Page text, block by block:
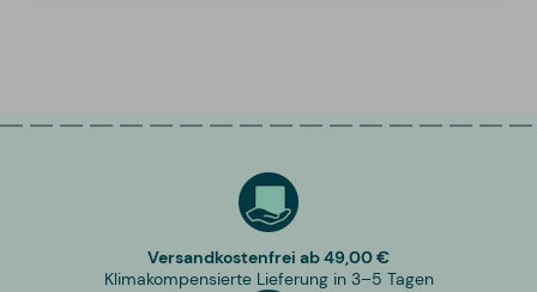
Versandkostenfrei ab 49,00 €
Klimakompensierte Lieferung in 3–5 Tagen